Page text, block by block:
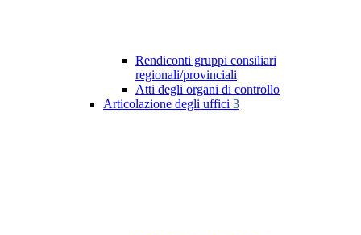
Rendiconti gruppi consiliari
regionali/provinciali
Atti degli organi di controllo
Articolazione degli uffici 3